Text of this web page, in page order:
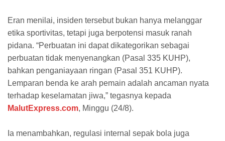
Eran menilai, insiden tersebut bukan hanya melanggar
etika sportivitas, tetapi juga berpotensi masuk ranah
pidana. “Perbuatan ini dapat dikategorikan sebagai
perbuatan tidak menyenangkan (Pasal 335 KUHP),
bahkan penganiayaan ringan (Pasal 351 KUHP).
Lemparan benda ke arah pemain adalah ancaman nyata
terhadap keselamatan jiwa,” tegasnya kepada
MalutExpress.com, Minggu (24/8).
Ia menambahkan, regulasi internal sepak bola juga